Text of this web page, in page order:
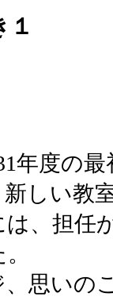
年度の
しい教
、担任
思いの